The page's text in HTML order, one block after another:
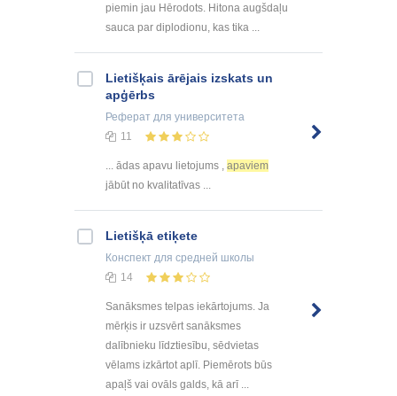
piemin jau Hērodots. Hitona augšdaļu
sauca par diplodionu, kas tika ...
Lietišķais ārējais izskats un
apģērbs
Реферат для университета
11
... ādas apavu lietojums , apaviem
jābūt no kvalitatīvas ...
Lietišķā etiķete
Конспект для средней школы
14
Sanāksmes telpas iekārtojums. Ja
mērķis ir uzsvērt sanāksmes
dalībnieku līdztiesību, sēdvietas
vēlams izkārtot aplī. Piemērots būs
apaļš vai ovāls galds, kā arī ...